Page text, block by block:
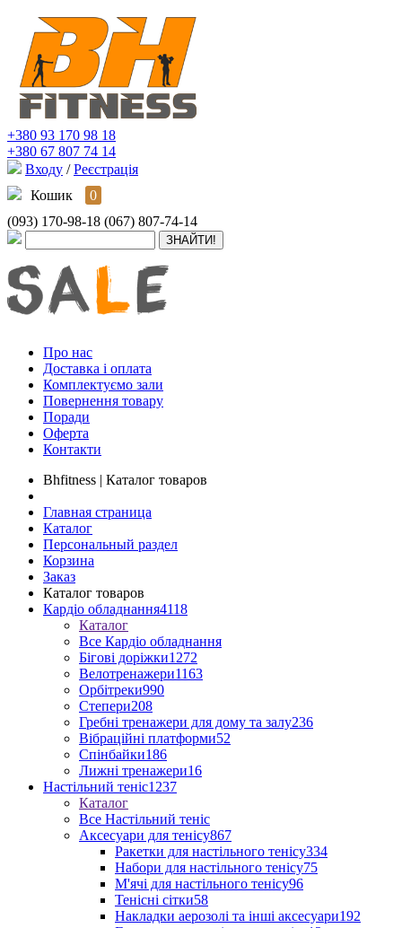
+380 93 170 98 18
+380 67 807 74 14
Входу / Реєстрація
Кошик
0
(093) 170-98-18 (067) 807-74-14
Про нас
Доставка і оплата
Комплектуємо зали
Повернення товару
Поради
Оферта
Контакти
Bhfitness | Каталог товаров
Главная страница
Каталог
Персональный раздел
Корзина
Заказ
Каталог товаров
Кардіо обладнання4118
Каталог
Все Кардіо обладнання
Бігові доріжки1272
Велотренажери1163
Орбітреки990
Степери208
Гребні тренажери для дому та залу236
Вібраційні платформи52
Спінбайки186
Лижні тренажери16
Настільний теніс1237
Каталог
Все Настільний теніс
Аксесуари для тенісу867
Ракетки для настільного тенісу334
Набори для настільного тенісу75
М'ячі для настільного тенісу96
Тенісні сітки58
Накладки аерозолі та інші аксесуари192